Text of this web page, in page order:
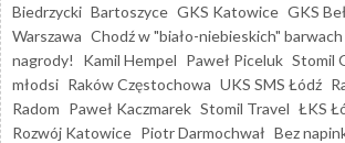
Biedrzycki Bartoszyce GKS Katowice GKS
Warszawa Chodź w "biało-niebieskich"
nagrody!
Kamil Hempel Paweł Piceluk Stomil
młodsi Raków Częstochowa UKS SMS Łódź
Radom Paweł Kaczmarek Stomil Travel ŁKS
Rozwój Katowice Piotr Darmochwał Bez